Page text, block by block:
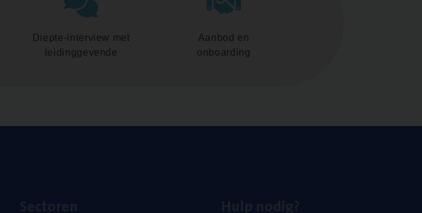
Diepte-interview met
leidinggevende
Aanbod en
onboarding